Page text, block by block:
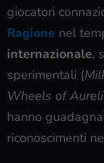
giocatori
Ragione nel
internazionale,
sperimentali (
Wheels of
hanno
riconoscimenti